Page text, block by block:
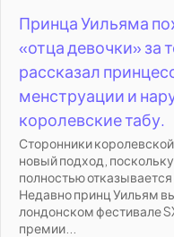
Принца Уильяма
«отца девочки» за
рассказал
менструации и
королевские табу.
Сторонники
новый подход,
полностью отказывается
Недавно принц Уильям
лондонском фестивале
премии...